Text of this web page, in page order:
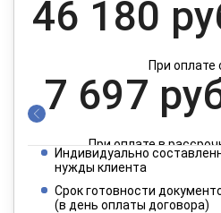
46 180
При оплате
7 697
При оплате в
3 849
Индивидуально
нужды клиента
Срок готовности
(в день оплаты договора)